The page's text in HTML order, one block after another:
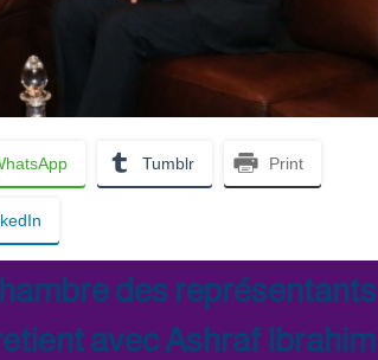
Tumblr Print
des représentants
avec Ashraf Ibrahim